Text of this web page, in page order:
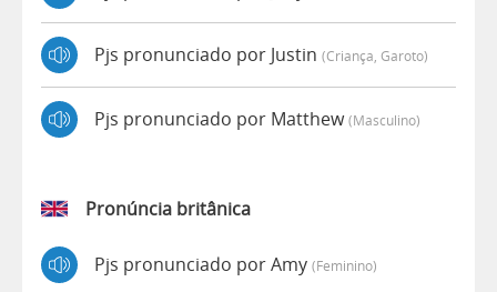
Pjs pronunciado por Justin (criança, Garoto)
Pjs pronunciado por Matthew(masculino)
Pronúncia britânica
Pjs pronunciado por Amy (feminino)